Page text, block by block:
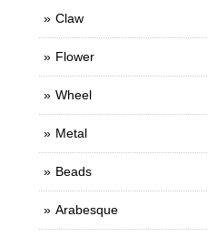
Claw
Flower
Wheel
Metal
Beads
Arabesque